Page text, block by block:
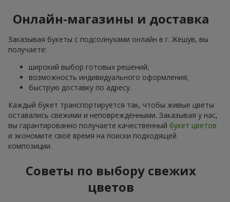
Онлайн-магазины и доставка
Заказывая букеты с подсолнухами онлайн в г. Жешув, вы
получаете:
широкий выбор готовых решений;
возможность индивидуального оформления;
быструю доставку по адресу.
Каждый букет транспортируется так, чтобы живые цветы
оставались свежими и неповреждёнными. Заказывая у нас,
вы гарантированно получаете качественный букет цветов
и экономите своё время на поиски подходящей
композиции.
Советы по выбору свежих
цветов